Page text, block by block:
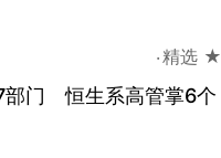
精选 ★
部门 恒生系高管掌6个